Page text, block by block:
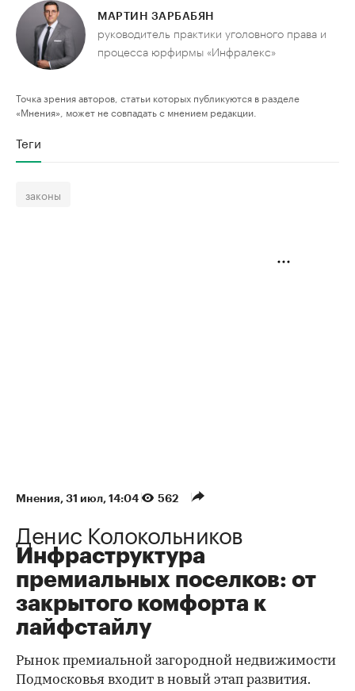
МАРТИН ЗАРБАБЯН
руководитель практики уголовного права и
процесса юрфирмы «Инфралекс»
Точка зрения авторов, статьи которых публикуются в разделе
«Мнения», может не совпадать с мнением редакции.
Теги
законы
Мнения 31 июл, 14:04 562
Денис Колокольников
Инфраструктура
премиальных поселков: от
закрытого комфорта к
лайфстайлу
Рынок премиальной загородной недвижимости
Подмосковья входит в новый этап развития.